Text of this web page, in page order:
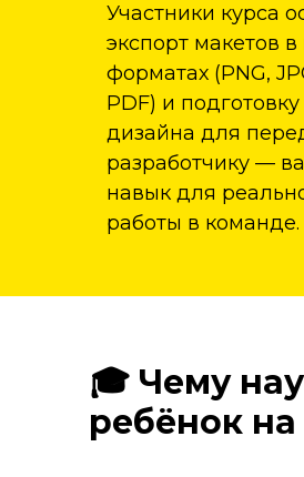
Участники курса
экспорт макетов
форматах (PNG,
PDF) и подготовку
дизайна для
разработчику —
навык для
работы в команде.
🎓 Чему
ребёнок на